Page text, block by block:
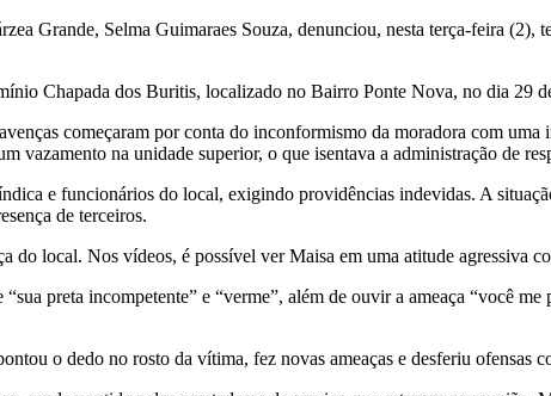
Grande, Selma Guimaraes Souza, denunciou, nesta terça-feira
Chapada dos Buritis, localizado no Bairro Ponte Nova, no dia 29
começaram por conta do inconformismo da moradora com
vazamento na unidade superior, o que isentava a administração de
e funcionários do local, exigindo providências indevidas. A
de terceiros.
do local. Nos vídeos, é possível ver Maisa em uma atitude agressiva
preta incompetente” e “verme”, além de ouvir a ameaça “você
o dedo no rosto da vítima, fez novas ameaças e desferiu ofensas